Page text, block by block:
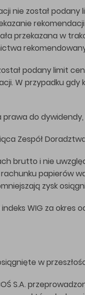
nie został
przekazana w
podany limit
W przypadku
do
Zespół
brutto i nie
papierów
zysk
WIG za
w
S.A.